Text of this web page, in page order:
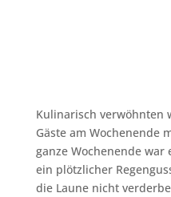
Kulinarisch verwöhnten
Gäste am Wochenende
ganze Wochenende
ein plötzlicher
die Laune nicht